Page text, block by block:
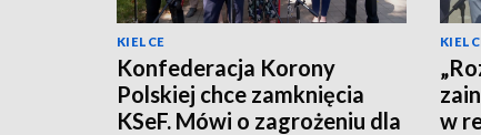
KIELCE
Konfederacja Korony
Polskiej chce zamknięcia
KSeF. Mówi o zagrożeniu dla
w